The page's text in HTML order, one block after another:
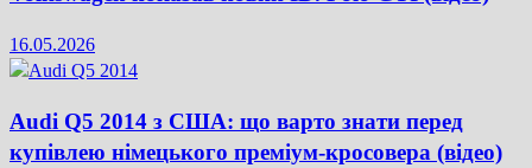
16.05.2026
Audi Q5 2014 з США: що варто знати перед
купівлею німецького преміум-кросовера (відео)